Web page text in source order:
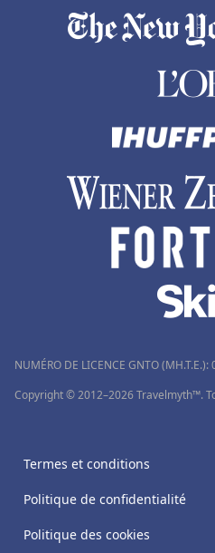
NUMÉRO DE LICENCE GNTO
Copyright © 2012–2026 Travelmyth™.
Termes et conditions
Politique de confidentialité
Politique des cookies